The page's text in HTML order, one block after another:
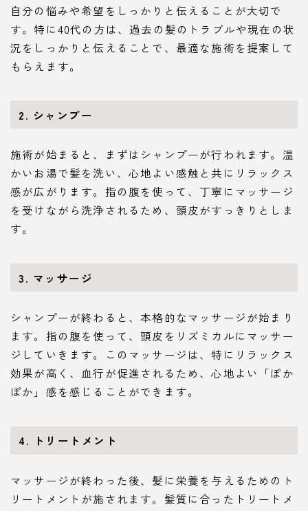
自分の悩みや希望をしっかりと伝えることが大切で
す。特に40代の方は、過去の髪のトラブルや現在の状
況をしっかりと伝えることで、最適な施術を提案して
もらえます。
2. シャンプー
施術が始まると、まずはシャンプーが行われます。温
かいお湯で髪を洗い、心地よい感触と共にリラックス
感が広がります。指の腹を使って、丁寧にマッサージ
を受けながら洗浄されるため、頭皮がすっきりとしま
す。
3. マッサージ
シャンプーが終わると、本格的なマッサージが始まり
ます。指の腹を使って、頭皮をリズミカルにマッサー
ジしていきます。このマッサージは、特にリラックス
効果が高く、血行が促進されるため、心地よい「ぽか
ぽか」感を感じることができます。
4. トリートメント
マッサージが終わった後、髪に栄養を与えるためのト
リートメントが施されます。髪質に合ったトリートメ